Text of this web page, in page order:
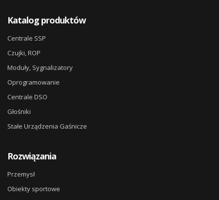
Katalog produktów
Centrale SSP
Czujki, ROP
Moduły, Sygnalizatory
Oprogramowanie
Centrale DSO
Głośniki
Stałe Urządzenia Gaśnicze
Rozwiązania
Przemysł
Obiekty sportowe